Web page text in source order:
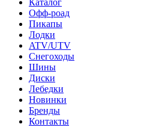
Каталог
Офф-роад
Пикапы
Лодки
ATV/UTV
Снегоходы
Шины
Диски
Лебедки
Новинки
Бренды
Контакты